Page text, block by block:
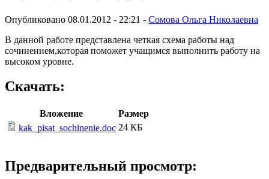
Опубликовано 08.01.2012 - 22:21 - Сомова Ольга Николаевна
В данной работе представлена четкая схема работы над
сочинением,которая поможет учащимся выполнить работу на
высоком уровне.
Скачать:
Вложение
Размер
kak_pisat_sochinenie.doc 24 КБ
Предварительный просмотр: